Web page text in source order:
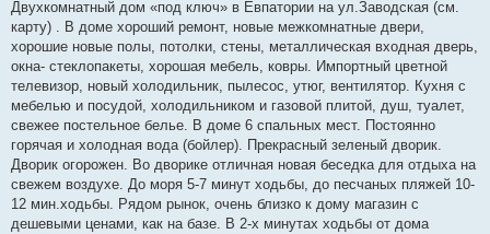
о
б
щ
е
н
и
е
Двухкомнатный дом «под ключ» в Евпатории на ул.Заводская (см.
карту) . В доме хороший ремонт, новые межкомнатные двери,
хорошие новые полы, потолки, стены, металлическая входная дверь,
окна- стеклопакеты, хорошая мебель, ковры. Импортный цветной
телевизор, новый холодильник, пылесос, утюг, вентилятор. Кухня c
мебелью и посудой, холодильником и газовой плитой, душ, туалет,
свежее постельное белье. В доме 6 спальных мест. Постоянно
горячая и холодная вода (бойлер). Прекрасный зеленый дворик.
Дворик огорожен. Во дворике отличная новая беседка для отдыха на
свежем воздухе. До моря 5-7 минут ходьбы, до песчаных пляжей 10-
12 мин.ходьбы. Рядом рынок, очень близко к дому магазин с
дешевыми ценами, как на базе. В 2-х минутах ходьбы от дома